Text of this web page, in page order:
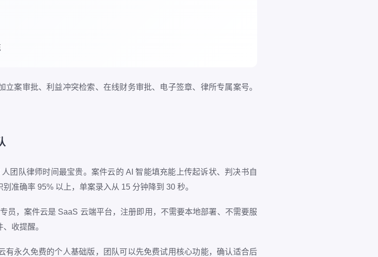
案审批、利益冲突检索、在线财务审批、电子签章、律所专属案号。
人团队律师时间最宝贵。案件云的 AI 智能填充能上传起诉状、判决书自
准确率 95% 以上，单案录入从 15 分钟降到 30 秒。
员，案件云是 SaaS 云端平台，注册即用，不需要本地部署、不需要服
收提醒。
有永久免费的个人基础版，团队可以先免费试用核心功能，确认适合后